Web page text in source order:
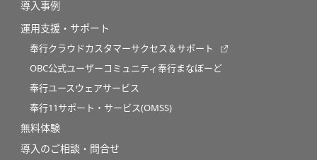
導入事例
運用支援・サポート
奉行クラウドカスタマーサクセス＆サポート
OBC公式ユーザーコミュニティ奉行まなぼーど
奉行ユースウェアサービス
奉行11サポート・サービス(OMSS)
無料体験
導入のご相談・問合せ